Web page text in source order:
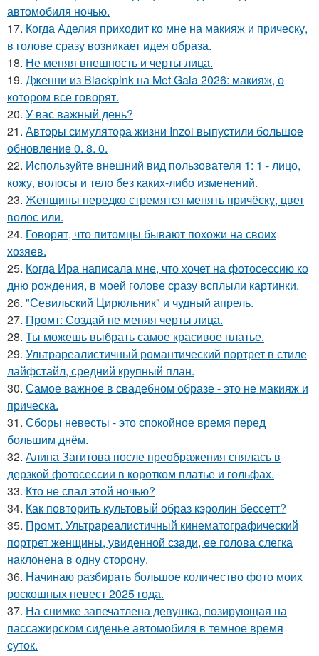
автомобиля ночью.
17. Когда Аделия приходит ко мне на макияж и прическу,
в голове сразу возникает идея образа.
18. Не меняя внешность и черты лица.
19. Дженни из Blackpink на Met Gala 2026: макияж, о
котором все говорят.
20. У вас важный день?
21. Авторы симулятора жизни Inzoi выпустили большое
обновление 0. 8. 0.
22. Используйте внешний вид пользователя 1: 1 - лицо,
кожу, волосы и тело без каких-либо изменений.
23. Женщины нередко стремятся менять причёску, цвет
волос или.
24. Говорят, что питомцы бывают похожи на своих
хозяев.
25. Когда Ира написала мне, что хочет на фотосессию ко
дню рождения, в моей голове сразу всплыли картинки.
26. "Севильский Цирюльник" и чудный апрель.
27. Промт: Создай не меняя черты лица.
28. Ты можешь выбрать самое красивое платье.
29. Ультрареалистичный романтический портрет в стиле
лайфстайл, средний крупный план.
30. Самое важное в свадебном образе - это не макияж и
прическа.
31. Сборы невесты - это спокойное время перед
большим днём.
32. Алина Загитова после преображения снялась в
дерзкой фотосессии в коротком платье и гольфах.
33. Кто не спал этой ночью?
34. Как повторить культовый образ кэролин бессетт?
35. Промт. Ультрареалистичный кинематографический
портрет женщины, увиденной сзади, ее голова слегка
наклонена в одну сторону.
36. Начинаю разбирать большое количество фото моих
роскошных невест 2025 года.
37. На снимке запечатлена девушка, позирующая на
пассажирском сиденье автомобиля в темное время
суток.